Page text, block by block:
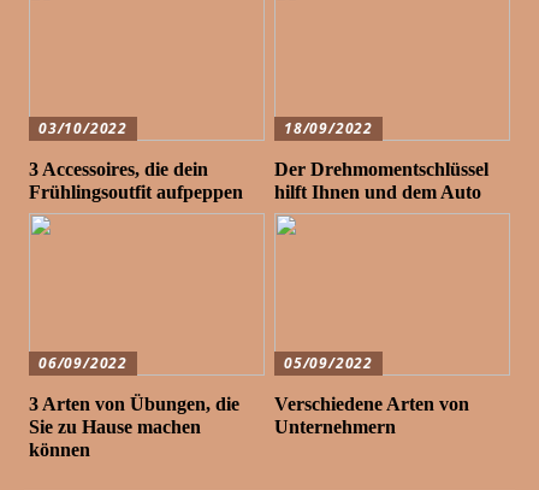
03/10/2022
3 Accessoires, die dein
Frühlingsoutfit aufpeppen
18/09/2022
Der Drehmomentschlüssel
hilft Ihnen und dem Auto
06/09/2022
3 Arten von Übungen, die
Sie zu Hause machen
können
05/09/2022
Verschiedene Arten von
Unternehmern